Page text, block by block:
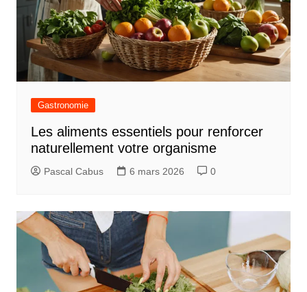
Gastronomie
Les aliments essentiels pour renforcer
naturellement votre organisme
Pascal Cabus 6 mars 2026 0